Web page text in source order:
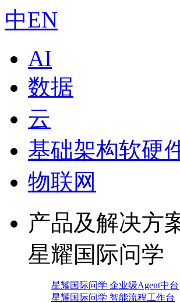
中EN
AI
数据
云
基础架构软硬
物联网
产品及解决方
星耀国际问学
星耀国际问学 企业级Agent中台
星耀国际问学 智能流程工作台